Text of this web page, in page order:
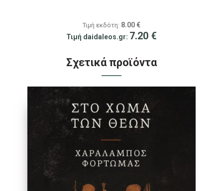
Τιμή εκδότη: 8.00 €
Τιμή daidaleos.gr: 7.20 €
Σχετικά προϊόντα